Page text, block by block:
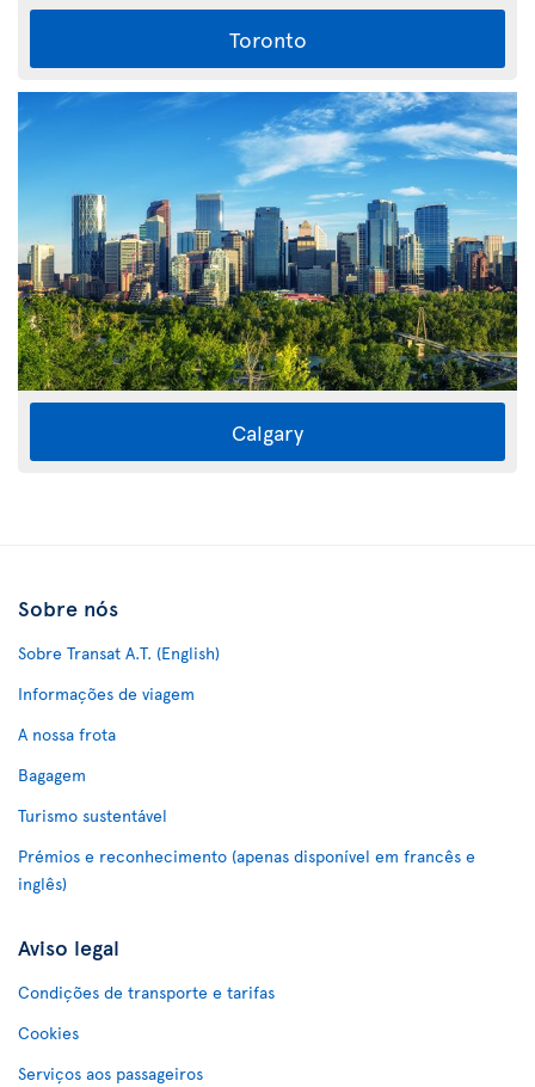
Toronto
Calgary
Sobre nós
Sobre Transat A.T. (English)
Informações de viagem
A nossa frota
Bagagem
Turismo sustentável
Prémios e reconhecimento (apenas disponível em francês e
inglês)
Aviso legal
Condições de transporte e tarifas
Cookies
Serviços aos passageiros